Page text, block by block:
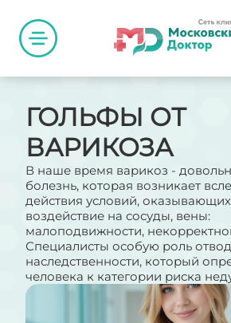
ГОЛЬФЫ ОТ
ВАРИКОЗА
В наше время варикоз -
болезнь, которая возникает
действия условий,
воздействие на сосуды, вены:
малоподвижности,
Специалисты особую роль
наследственности, который
человека к категории риска